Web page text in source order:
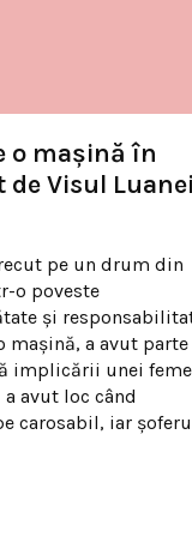
o mașină în
de Visul
pe un drum din
o poveste
și
mașină, a avut parte
implicării unei
avut loc când
carosabil, iar